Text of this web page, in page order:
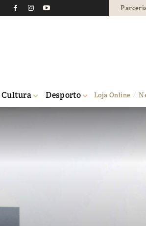
Cultura Desporto Loja Online